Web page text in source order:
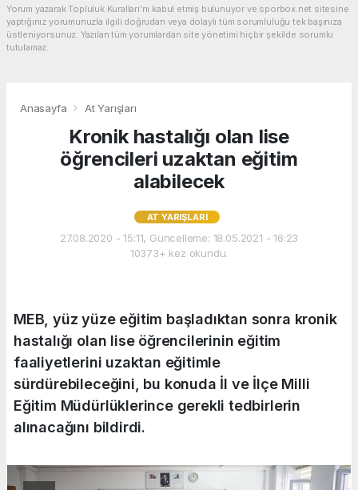
Yorum yazarak Topluluk Kuralları’nı kabul etmiş bulunuyor ve sporbox.net sitesine
yaptığınız yorumunuzla ilgili doğrudan veya dolaylı tüm sorumluluğu tek başınıza
üstleniyorsunuz. Yazılan tüm yorumlardan site yönetimi hiçbir şekilde sorumlu
tutulamaz.
Anasayfa At Yarışları
Kronik hastalığı olan lise
öğrencileri uzaktan eğitim
alabilecek
AT YARIŞLARI
27.08.2020 - 15:11, Güncelleme: 18.05.2021 - 16:23
10373+ kez okundu.
MEB, yüz yüze eğitim başladıktan sonra kronik
hastalığı olan lise öğrencilerinin eğitim
faaliyetlerini uzaktan eğitimle
sürdürebileceğini, bu konuda İl ve İlçe Milli
Eğitim Müdürlüklerince gerekli tedbirlerin
alınacağını bildirdi.